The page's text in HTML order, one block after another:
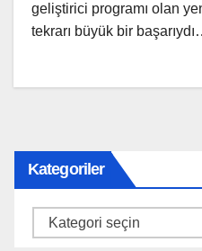
geliştirici programı olan
tekrarı büyük bir
Kategoriler
Kategoriler